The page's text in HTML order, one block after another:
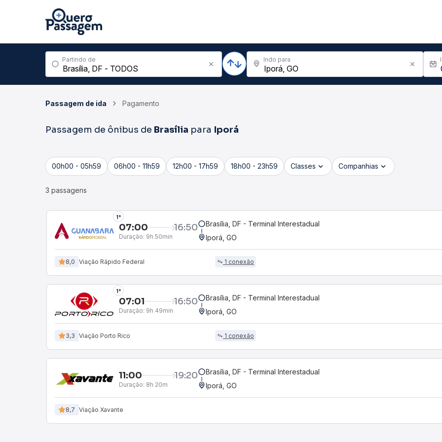
Partindo de Indo para
Passagem de ida Pagamento
Passagem de ônibus de Brasília para Iporá
00h00 - 05h59 06h00 - 11h59 12h00 - 17h59 18h00 - 23h59 Classes Companhias
3 passagens
1°
07:00 16:50
Duração: 9h 50min
Brasília, DF - Terminal Interestadual
Iporá, GO
8,0 Viação Rápido Federal 1 conexão
1°
07:01 16:50
Duração: 9h 49min
Brasília, DF - Terminal Interestadual
Iporá, GO
3,3 Viação Porto Rico 1 conexão
11:00 19:20
Duração: 8h 20m
Brasília, DF - Terminal Interestadual
Iporá, GO
8,7 Viação Xavante